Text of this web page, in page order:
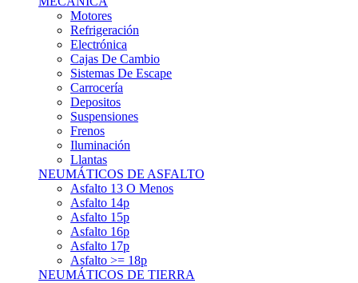
Motores
Refrigeración
Electrónica
Cajas De Cambio
Sistemas De Escape
Carrocería
Depositos
Suspensiones
Frenos
Iluminación
Llantas
NEUMÁTICOS DE ASFALTO
Asfalto 13 O Menos
Asfalto 14p
Asfalto 15p
Asfalto 16p
Asfalto 17p
Asfalto >= 18p
NEUMÁTICOS DE TIERRA